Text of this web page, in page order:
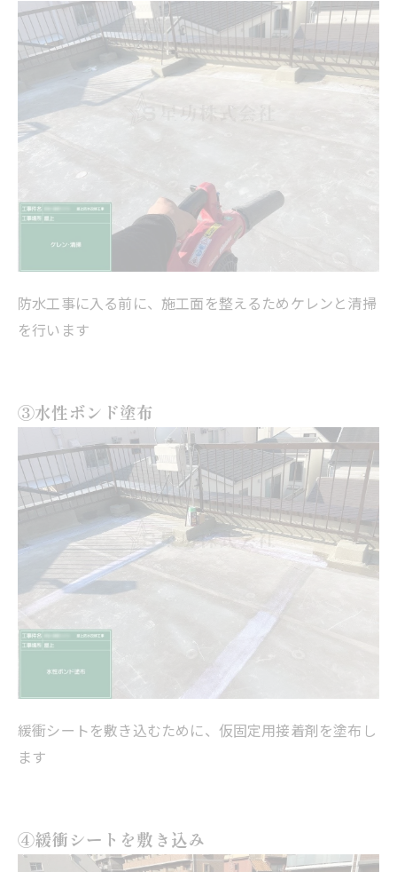
防水工事に入る前に、施工面を整えるためケレンと清掃
を行います
③水性ボンド塗布
緩衝シートを敷き込むために、仮固定用接着剤を塗布し
ます
④緩衝シートを敷き込み